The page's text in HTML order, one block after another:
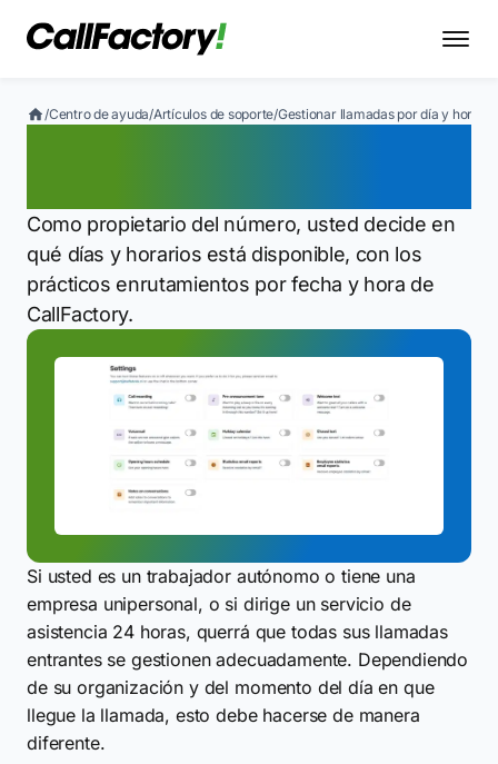
/Centro de ayuda/Artículos de soporte/Gestionar llamadas por día y horario
Como propietario del número, usted decide en
qué días y horarios está disponible, con los
prácticos enrutamientos por fecha y hora de
CallFactory.
Si usted es un trabajador autónomo o tiene una
empresa unipersonal, o si dirige un servicio de
asistencia 24 horas, querrá que todas sus llamadas
entrantes se gestionen adecuadamente. Dependiendo
de su organización y del momento del día en que
llegue la llamada, esto debe hacerse de manera
diferente.